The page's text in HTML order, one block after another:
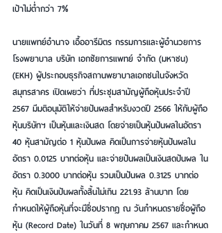
เป้าไม่ต่ำกว่า 7%
นายแพทย์อำนาจ เอื้ออารีมิตร กรรมการและผู้อำนวยการ
โรงพยาบาล บริษัท เอกชัยการแพทย์ จำกัด (มหาชน)
(EKH) ผู้ประกอบธุรกิจสถานพยาบาลเอกชนในจังหวัด
สมุทรสาคร เปิดเผยว่า ที่ประชุมสามัญผู้ถือหุ้นประจำปี
2567 มีมติอนุมัติให้จ่ายปันผลสำหรับงวดปี 2566 ให้กับผู้ถือ
หุ้นบริษัทฯ เป็นหุ้นและเงินสด โดยจ่ายเป็นหุ้นปันผลในอัตรา
40 หุ้นสามัญต่อ 1 หุ้นปันผล คิดเป็นการจ่ายหุ้นปันผลใน
อัตรา 0.0125 บาทต่อหุ้น และจ่ายปันผลเป็นเงินสดปันผล ใน
อัตรา 0.3000 บาทต่อหุ้น รวมเป็นปันผล 0.3125 บาทต่อ
หุ้น คิดเป็นเงินปันผลทั้งสิ้นไม่เกิน 221.93 ล้านบาท โดย
กำหนดให้ผู้ถือหุ้นที่จะมีชื่อปรากฏ ณ วันกำหนดรายชื่อผู้ถือ
หุ้น (Record Date) ในวันที่ 8 พฤษภาคม 2567 และกำหนด